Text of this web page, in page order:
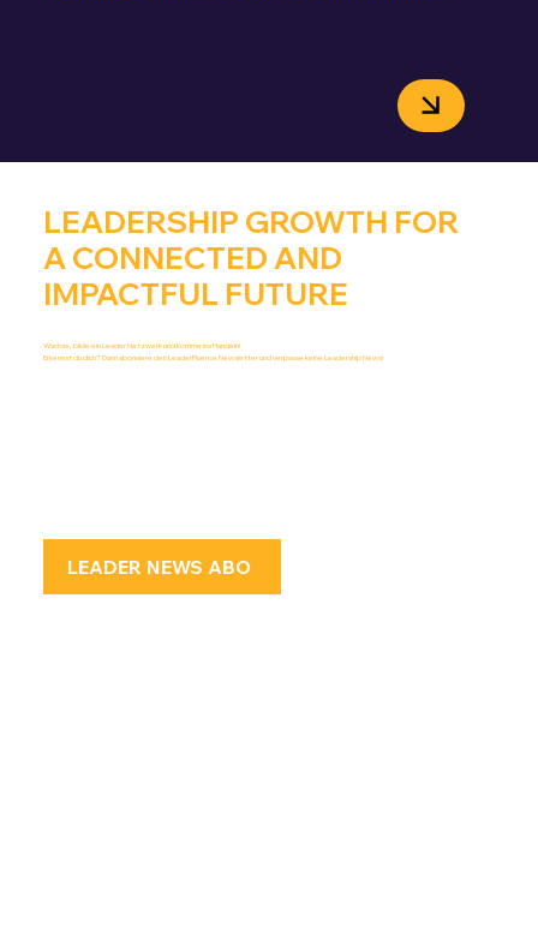
LEADERSHIP GROWTH FOR
A CONNECTED AND
IMPACTFUL FUTURE
Wachse, bilde ein Leader Netzwerk und komme ins Handeln!
Erkennst du dich? Dann abonniere den LeaderFluence Newsletter und verpasse keine Leadership News!
LEADER NEWS ABO